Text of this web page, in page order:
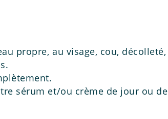
propre, au visage, cou, décolleté,
sérum et/ou crème de jour ou de